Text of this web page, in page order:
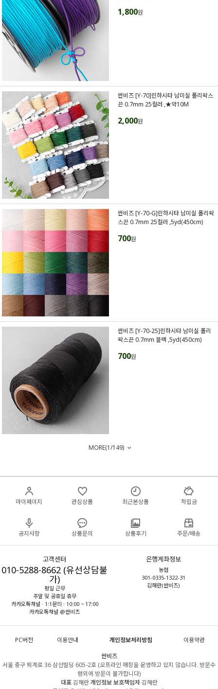
1,800원
싼비즈 [Y-70]린하시타 남미실 폴리왁스
끈 0.7mm 25컬러 ,★약10M
2,000원
싼비즈 [Y-70-G]린하시타 남미실 폴리왁
스끈 0.7mm 25컬러 ,5yd(450cm)
700원
싼비즈 [Y-70-25]린하시타 남미실 폴리
왁스끈 0.7mm 블랙 ,5yd(450cm)
700원
MORE(1/149)
마이페이지 관심상품 최근본상품 적립금
공지사항 상품문의 상품후기 주문/배송
고객센터
010-5288-8662 (유선상담불
가)
평일 근무
주말 및 공휴일 휴무
카카오톡채널 · 1:1문의 : 10:00 ~ 17:00
카카오톡채널 @싼비즈
은행계좌정보
농협
301-0335-1322-31
김해란(싼비즈)
PC버전 이용안내 개인정보처리방침
이용약관
싼비즈
서울 중구 퇴계로 36 삼선빌딩 605-2호 (오프라인 매장을 운영하고 있지 않습니다. 방문수
령외에 방문이 불가합니다)
대표김해란개인정보 보호책임자김해란